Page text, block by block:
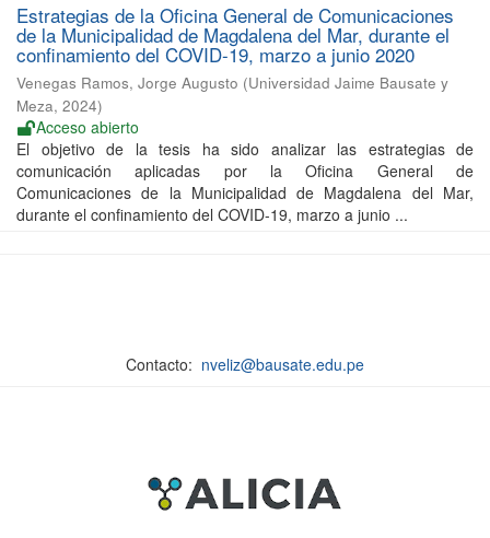
Estrategias de la Oficina General de Comunicaciones
de la Municipalidad de Magdalena del Mar, durante el
confinamiento del COVID-19, marzo a junio 2020
Venegas Ramos, Jorge Augusto (Universidad Jaime Bausate y
Meza, 2024)
Acceso abierto
El objetivo de la tesis ha sido analizar las estrategias de
comunicación aplicadas por la Oficina General de
Comunicaciones de la Municipalidad de Magdalena del Mar,
durante el confinamiento del COVID-19, marzo a junio ...
Contacto: nveliz@bausate.edu.pe